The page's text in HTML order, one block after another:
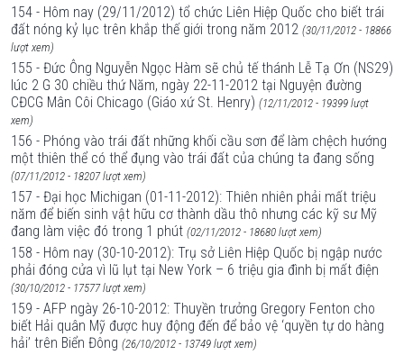
154 - Hôm nay (29/11/2012) tổ chức Liên Hiệp Quốc cho biết trái
đất nóng kỷ lục trên khắp thế giới trong năm 2012 (30/11/2012 - 18866
lượt xem)
155 - Đức Ông Nguyễn Ngọc Hàm sẽ chủ tế thánh Lễ Tạ Ơn (NS29)
lúc 2 G 30 chiều thứ Năm, ngày 22-11-2012 tại Nguyện đường
CĐCG Mân Côi Chicago (Giáo xứ St. Henry) (12/11/2012 - 19399 lượt
xem)
156 - Phóng vào trái đất những khối cầu sơn để làm chệch hướng
một thiên thể có thể đụng vào trái đất của chúng ta đang sống
(07/11/2012 - 18207 lượt xem)
157 - Đại học Michigan (01-11-2012): Thiên nhiên phải mất triệu
năm để biến sinh vật hữu cơ thành dầu thô nhưng các kỹ sư Mỹ
đang làm việc đó trong 1 phút (02/11/2012 - 18680 lượt xem)
158 - Hôm nay (30-10-2012): Trụ sở Liên Hiệp Quốc bị ngập nước
phải đóng cửa vì lũ lụt tại New York – 6 triệu gia đình bị mất điện
(30/10/2012 - 17577 lượt xem)
159 - AFP ngày 26-10-2012: Thuyền trưởng Gregory Fenton cho
biết Hải quân Mỹ được huy động đến để bảo vệ ‘quyền tự do hàng
hải’ trên Biển Đông (26/10/2012 - 13749 lượt xem)